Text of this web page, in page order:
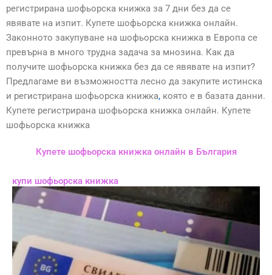
регистрирана шофьорска книжка за 7 дни без да се
явявате на изпит. Купете шофьорска книжка онлайн.
Законното закупуване на шофьорска книжка в Европа се
превърна в много трудна задача за мнозина. Как да
получите шофьорска книжка без да се явявате на изпит?
Предлагаме ви възможността лесно да закупите истинска
и регистрирана шофьорска книжка, която е в базата данни.
Купете регистрирана шофьорска книжка онлайн. Купете
шофьорска книжка
Купете шофьорска книжка онлайн в България
купи шофьорска книжка